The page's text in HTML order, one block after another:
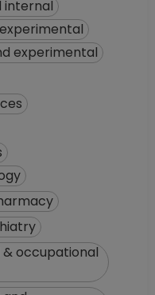
internal
experimental
occupational